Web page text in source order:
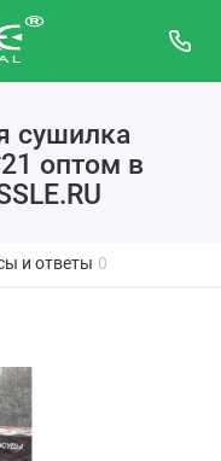
сушилка
оптом в
и ответы 0